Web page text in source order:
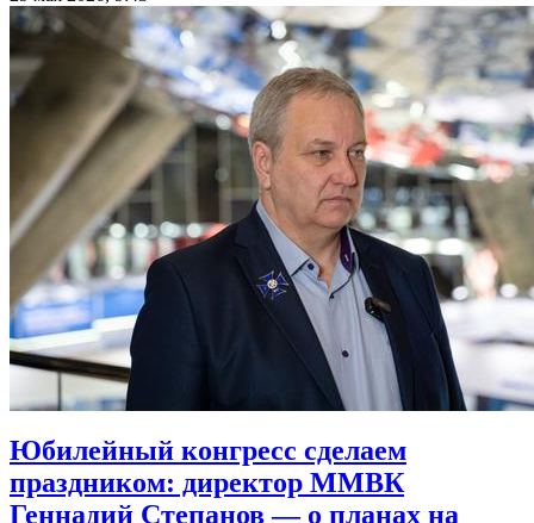
Юбилейный конгресс сделаем
праздником: директор ММВК
Геннадий Степанов — о планах на